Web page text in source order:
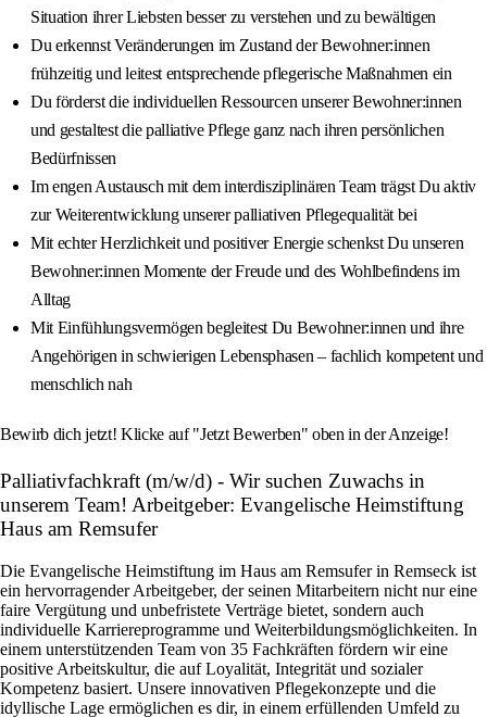
Situation ihrer Liebsten besser zu verstehen und zu bewältigen
Du erkennst Veränderungen im Zustand der Bewohner:innen
frühzeitig und leitest entsprechende pflegerische Maßnahmen ein
Du förderst die individuellen Ressourcen unserer Bewohner:innen
und gestaltest die palliative Pflege ganz nach ihren persönlichen
Bedürfnissen
Im engen Austausch mit dem interdisziplinären Team trägst Du aktiv
zur Weiterentwicklung unserer palliativen Pflegequalität bei
Mit echter Herzlichkeit und positiver Energie schenkst Du unseren
Bewohner:innen Momente der Freude und des Wohlbefindens im
Alltag
Mit Einfühlungsvermögen begleitest Du Bewohner:innen und ihre
Angehörigen in schwierigen Lebensphasen – fachlich kompetent und
menschlich nah
Bewirb dich jetzt! Klicke auf "Jetzt Bewerben" oben in der Anzeige!
Palliativfachkraft (m/w/d) - Wir suchen Zuwachs in
unserem Team! Arbeitgeber: Evangelische Heimstiftung
Haus am Remsufer
Die Evangelische Heimstiftung im Haus am Remsufer in Remseck ist
ein hervorragender Arbeitgeber, der seinen Mitarbeitern nicht nur eine
faire Vergütung und unbefristete Verträge bietet, sondern auch
individuelle Karriereprogramme und Weiterbildungsmöglichkeiten. In
einem unterstützenden Team von 35 Fachkräften fördern wir eine
positive Arbeitskultur, die auf Loyalität, Integrität und sozialer
Kompetenz basiert. Unsere innovativen Pflegekonzepte und die
idyllische Lage ermöglichen es dir, in einem erfüllenden Umfeld zu